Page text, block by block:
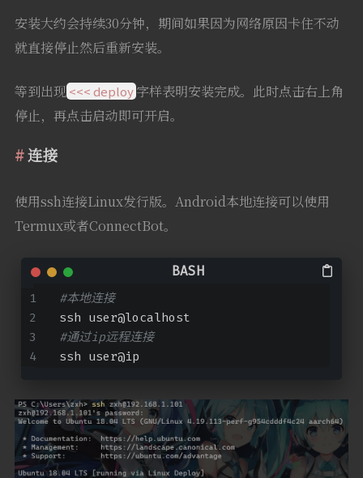
安装大约会持续30分钟，期间如果因为网络原因卡住不动
就直接停止然后重新安装。
等到出现 <<< deploy字样表明安装完成。此时点击右上角
停止，再点击启动即可开启。
连接
使用ssh连接Linux发行版。Android本地连接可以使用
Termux或者ConnectBot。
#本地连接
ssh user@localhost
#通过ip远程连接
ssh user@ip